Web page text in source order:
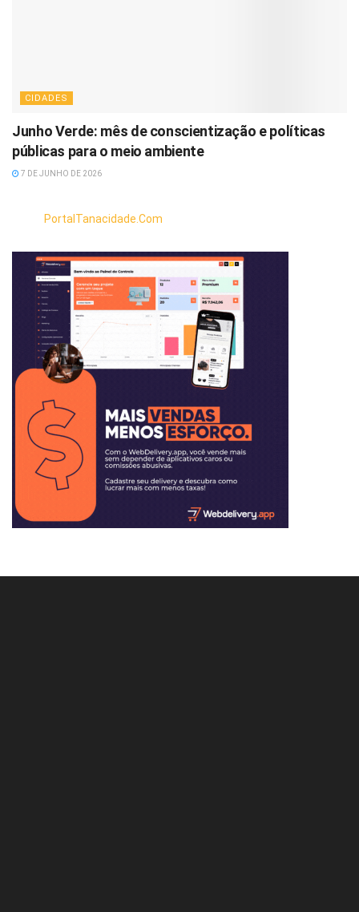
CIDADES
Junho Verde: mês de conscientização e políticas
públicas para o meio ambiente
7 DE JUNHO DE 2026
PortalTanacidade.Com